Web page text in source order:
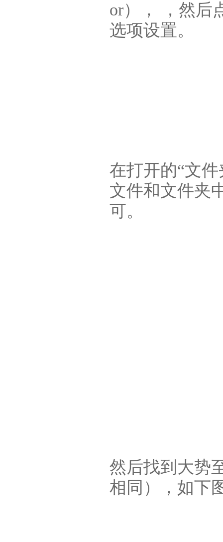
or），
，然后
选项设置。
在打开的“文
文件和文件夹
可。
然后找到大势
相同），如下